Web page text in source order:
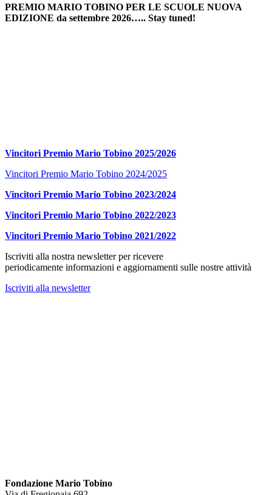
PREMIO MARIO TOBINO PER LE SCUOLE NUOVA
EDIZIONE da settembre 2026….. Stay tuned!
Vincitori Premio Mario Tobino 2025/2026
Vincitori Premio Mario Tobino 2024/2025
Vincitori Premio Mario Tobino 2023/2024
Vincitori Premio Mario Tobino 2022/2023
Vincitori Premio Mario Tobino 2021/2022
Iscriviti alla nostra newsletter per ricevere
periodicamente informazioni e aggiornamenti sulle nostre attività
Iscriviti alla newsletter
Fondazione Mario Tobino